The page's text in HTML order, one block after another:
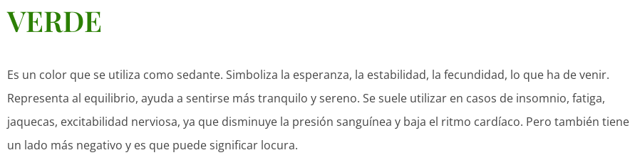
VERDE
Es un color que se utiliza como sedante. Simboliza la esperanza, la estabilidad, la fecundidad, lo que ha de venir.
Representa al equilibrio, ayuda a sentirse más tranquilo y sereno. Se suele utilizar en casos de insomnio, fatiga,
jaquecas, excitabilidad nerviosa, ya que disminuye la presión sanguínea y baja el ritmo cardíaco. Pero también tiene
un lado más negativo y es que puede significar locura.